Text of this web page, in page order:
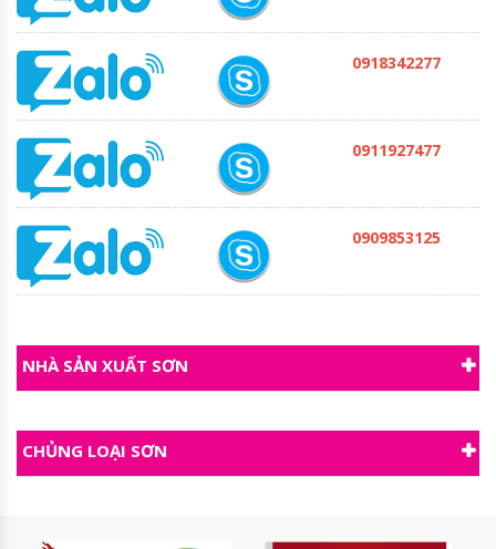
0918342277
0911927477
0909853125
NHÀ SẢN XUẤT SƠN
CHỦNG LOẠI SƠN